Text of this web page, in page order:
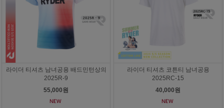
라이더 티셔츠 남녀공용 배드민턴상의
2025R-9
55,000원
라이더 티셔츠 코튼티 남녀공용
2025RC-15
40,000원